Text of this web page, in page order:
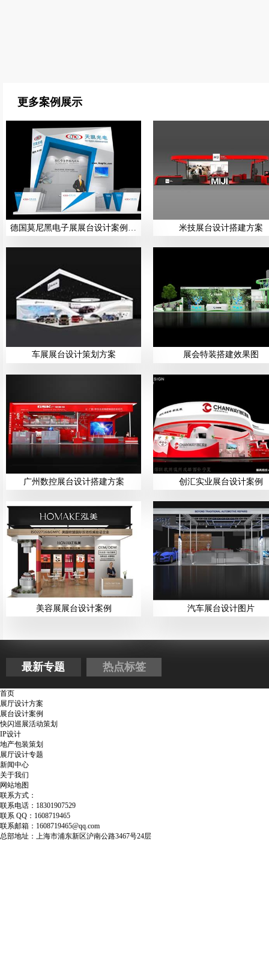
更多案例展示
米技展台设计搭建方案
车展展台设计策划方案 展会特装搭建效果图
广州数控展台设计搭建方案 创汇实业展台设计案例
美容展展台设计案例 汽车展台设计图片
最新专题 热点标签
首页
展厅设计方案
展台设计案例
快闪巡展活动策划
IP设计
地产包装策划
展厅设计专题
新闻中心
关于我们
网站地图
联系方式：
联系电话：18301907529
联系 QQ：1608719465
联系邮箱：1608719465@qq.com
总部地址：上海市浦东新区沪南公路3467号24层